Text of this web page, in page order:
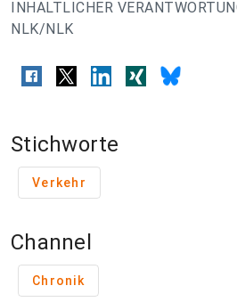
INHALTLICHER
NLK/NLK
Stichworte
Verkehr
Channel
Chronik